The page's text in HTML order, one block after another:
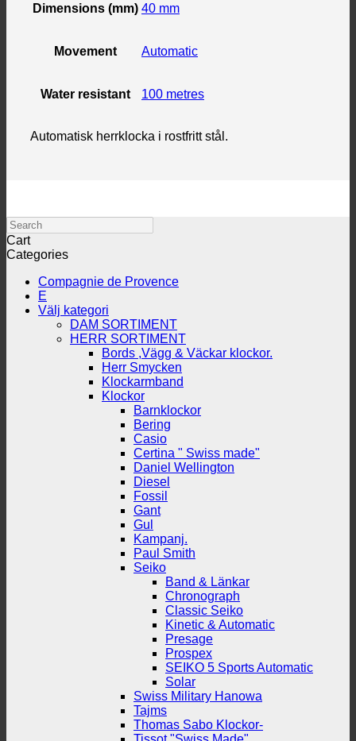
Dimensions (mm) 40 mm
Movement Automatic
Water resistant 100 metres
Automatisk herrklocka i rostfritt stål.
Search
Cart
Categories
Compagnie de Provence
E
Välj kategori
DAM SORTIMENT
HERR SORTIMENT
Bords ,Vägg & Väckar klockor.
Herr Smycken
Klockarmband
Klockor
Barnklockor
Bering
Casio
Certina " Swiss made"
Daniel Wellington
Diesel
Fossil
Gant
Gul
Kampanj.
Paul Smith
Seiko
Band & Länkar
Chronograph
Classic Seiko
Kinetic & Automatic
Presage
Prospex
SEIKO 5 Sports Automatic
Solar
Swiss Military Hanowa
Tajms
Thomas Sabo Klockor-